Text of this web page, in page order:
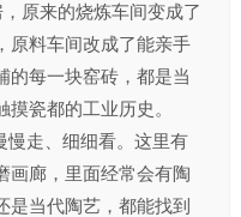
原来的烧炼车间变成了
原料车间改成了能亲手
的每一块窑砖，都是当
瓷都的工业历史。
走、细细看。这里有
画廊，里面经常会有陶
是当代陶艺，都能找到